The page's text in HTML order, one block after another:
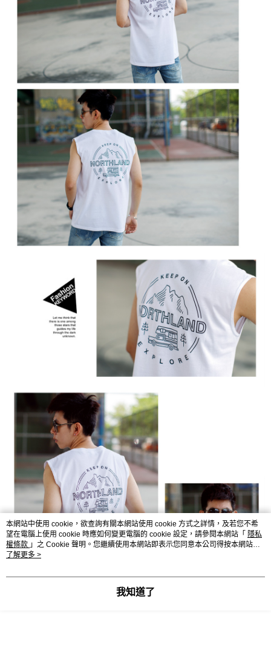
本網站中使用 cookie，欲查詢有關本網站使用 cookie 方式之詳情，及若您不希
望在電腦上使用 cookie 時應如何變更電腦的 cookie 設定，請參閱本網站「 隱私
權條款 」之 Cookie 聲明。您繼續使用本網站即表示您同意本公司得按本網站使
用條款之 Cookie 聲明使用 cookie。
了解更多 >
我知道了